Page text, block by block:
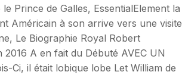
Prince de Galles, EssentialElement la
Américain à son arrive vers une visite
Le Biographie Royal Robert
A en fait du Débuté AVEC UN
Ci, il était lobique lobe Let William de